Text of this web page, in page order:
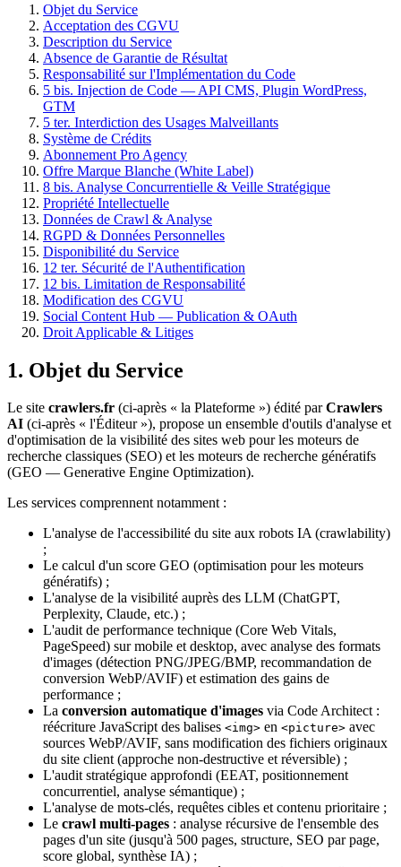
Objet du Service
Acceptation des CGVU
Description du Service
Absence de Garantie de Résultat
Responsabilité sur l'Implémentation du Code
5 bis. Injection de Code — API CMS, Plugin WordPress,
GTM
5 ter. Interdiction des Usages Malveillants
Système de Crédits
Abonnement Pro Agency
Offre Marque Blanche (White Label)
8 bis. Analyse Concurrentielle & Veille Stratégique
Propriété Intellectuelle
Données de Crawl & Analyse
RGPD & Données Personnelles
Disponibilité du Service
12 ter. Sécurité de l'Authentification
12 bis. Limitation de Responsabilité
Modification des CGVU
Social Content Hub — Publication & OAuth
Droit Applicable & Litiges
1. Objet du Service
Le site crawlers.fr (ci-après « la Plateforme ») édité parCrawlers
AI (ci-après « l'Éditeur »), propose un ensemble d'outils d'analyse et
d'optimisation de la visibilité des sites web pour les moteurs de
recherche classiques (SEO) et les moteurs de recherche génératifs
(GEO — Generative Engine Optimization).
Les services comprennent notamment :
L'analyse de l'accessibilité du site aux robots IA (crawlability)
;
Le calcul d'un score GEO (optimisation pour les moteurs
génératifs) ;
L'analyse de la visibilité auprès des LLM (ChatGPT,
Perplexity, Claude, etc.) ;
L'audit de performance technique (Core Web Vitals,
PageSpeed) sur mobile et desktop, avec analyse des formats
d'images (détection PNG/JPEG/BMP, recommandation de
conversion WebP/AVIF) et estimation des gains de
performance ;
La conversion automatique d'images via Code Architect :
réécriture JavaScript des balises <img> en <picture> avec
sources WebP/AVIF, sans modification des fichiers originaux
du site client (approche non-destructive et réversible) ;
L'audit stratégique approfondi (EEAT, positionnement
concurrentiel, analyse sémantique) ;
L'analyse de mots-clés, requêtes cibles et contenu prioritaire ;
Le crawl multi-pages : analyse récursive de l'ensemble des
pages d'un site (jusqu'à 500 pages, structure, SEO par page,
score global, synthèse IA) ;